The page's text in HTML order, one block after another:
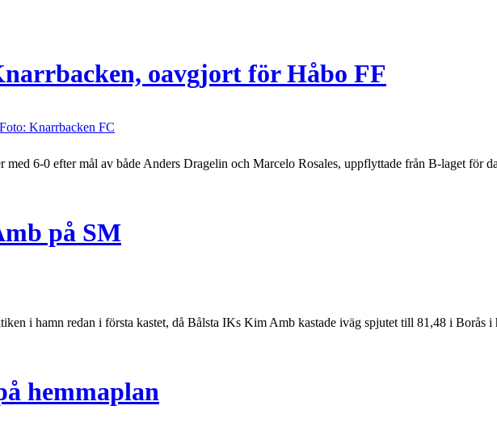
oavgjort för Håbo FF
med 6-0 efter mål av både Anders Dragelin och Marcelo Rosales, uppflyttade från B-laget för
på SM
i hamn redan i första kastet, då Bålsta IKs Kim Amb kastade iväg spjutet till 81,48 i Borås i
hemmaplan